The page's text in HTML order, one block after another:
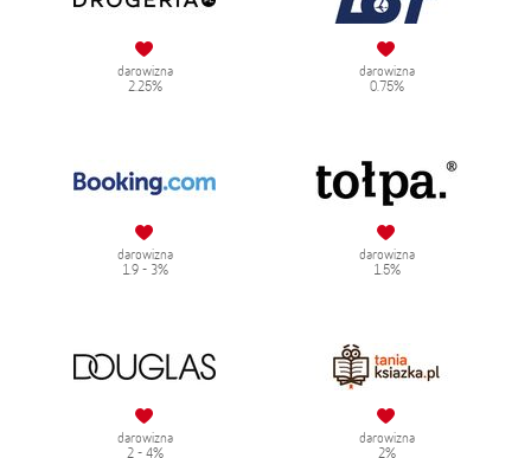
darowizna
2.25%
darowizna
0.75%
darowizna
1.9 - 3%
darowizna
1.5%
darowizna
2 - 4%
darowizna
2%